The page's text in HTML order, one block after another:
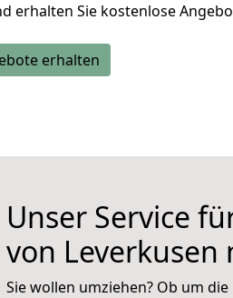
erhalten Sie kostenlose
erhalten
Unser Service
von Leverkusen
Sie wollen umziehen? Ob um